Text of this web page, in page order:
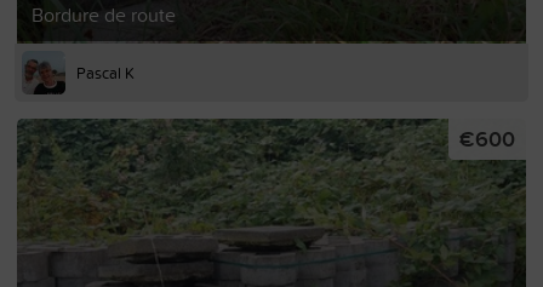
Bordure de route
Pascal K
€600